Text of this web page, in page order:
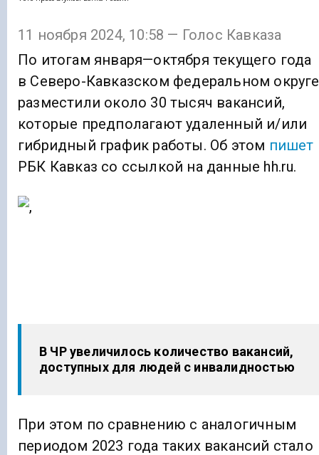
11 ноября 2024, 10:58 — Голос Кавказа
По итогам января—октября текущего года
в Северо-Кавказском федеральном округе
разместили около 30 тысяч вакансий,
которые предполагают удаленный и/или
гибридный график работы. Об этом пишет
РБК Кавказ со ссылкой на данные hh.ru.
В ЧР увеличилось количество вакансий,
доступных для людей с инвалидностью
При этом по сравнению с аналогичным
периодом 2023 года таких вакансий стало